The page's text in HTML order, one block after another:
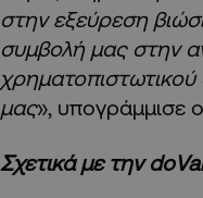
στην εξεύρεση
συμβολή μας στην
μας», υπογράμμισε
Σχετικά με την